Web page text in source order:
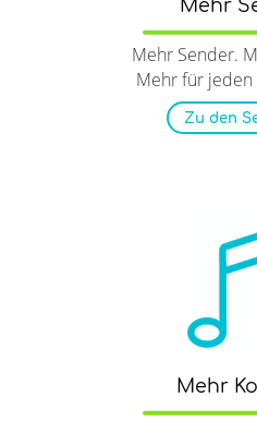
Mehr
Mehr Sender.
Mehr für jeden
Zu den
Mehr